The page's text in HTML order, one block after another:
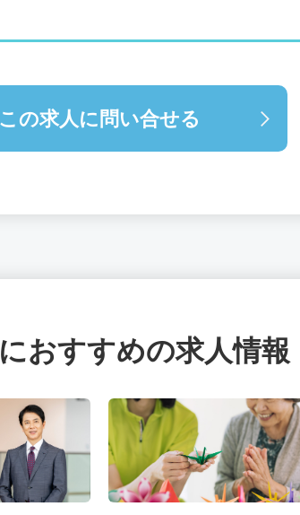
この求人に問い合せる
おすすめの求人情報